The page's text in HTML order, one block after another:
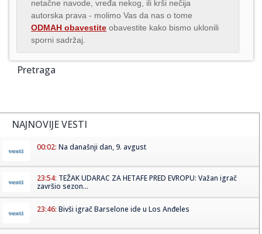
netačne navode, vređa nekog, ili krši nečija
autorska prava - molimo Vas da nas o tome
ODMAH obavestite obavestite kako bismo uklonili
sporni sadržaj.
Pretraga
NAJNOVIJE VESTI
00:02: Na današnji dan, 9. avgust
23:54: TEŽAK UDARAC ZA HETAFE PRED EVROPU: Važan igrač
završio sezon...
23:46: Bivši igrač Barselone ide u Los Anđeles